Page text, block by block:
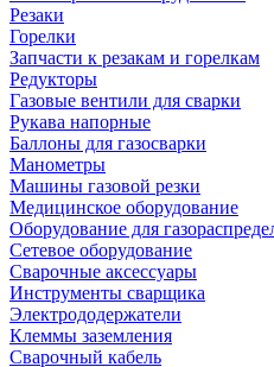
Резаки
Горелки
Запчасти к резакам и горелкам
Редукторы
Газовые вентили для сварки
Рукава напорные
Баллоны для газосварки
Манометры
Машины газовой резки
Медицинское оборудование
Оборудование для
Сетевое оборудование
Сварочные аксессуары
Инструменты сварщика
Электрододержатели
Клеммы заземления
Сварочный кабель